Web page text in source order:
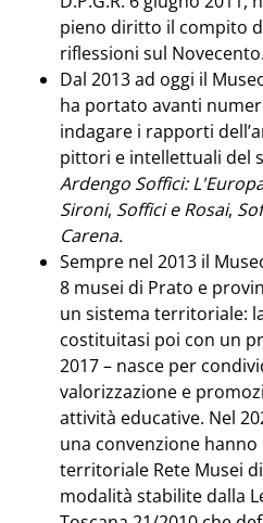
pieno diritto il compito
riflessioni sul Novecento.
Dal 2013 ad oggi il
ha portato avanti
indagare i rapporti
pittori e intellettuali del
Ardengo Soffici:
Sironi, Soffici e Rosai,
Carena.
Sempre nel 2013 il
8 musei di Prato e
un sistema territoriale:
costituitasi poi con un
2017 – nasce per
valorizzazione e
attività educative. Nel
una convenzione
territoriale Rete Musei
modalità stabilite dalla